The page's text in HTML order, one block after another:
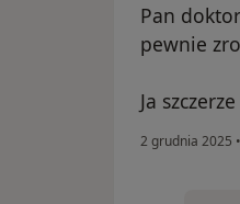
Pan
pewnie
Ja
2 grudnia 2025 •